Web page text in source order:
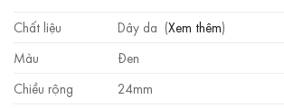
Chất liệu
Dây da (Xem thêm)
Màu
Đen
Chiều rộng
24mm